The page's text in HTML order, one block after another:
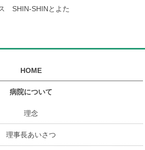
SHIN-SHINとよた
HOME
病院について
理念
理事長あいさつ